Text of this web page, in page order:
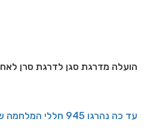
הועלה מדרגת סגן לדרגת סרן לאחר
עד כה נהרגו 945 חללי המלחמה ששמותיהם הותרו לפרסום